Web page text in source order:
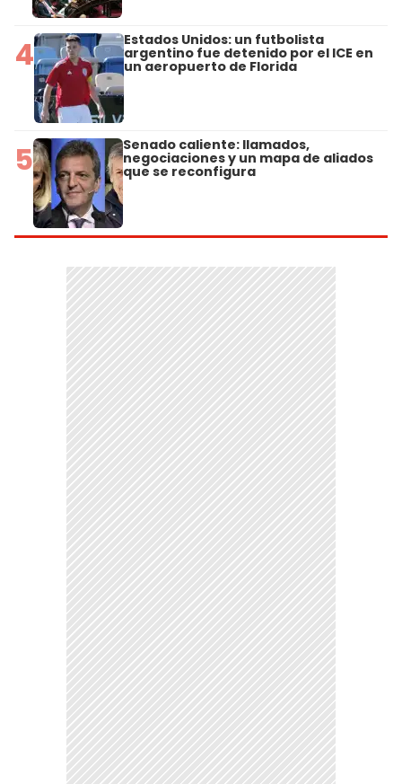
4 Estados Unidos: un futbolista
argentino fue detenido por el ICE en
un aeropuerto de Florida
5 Senado caliente: llamados,
negociaciones y un mapa de aliados
que se reconfigura